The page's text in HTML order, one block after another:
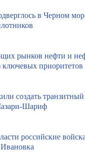
в Черном
рынков нефти и
ключевых
создать
Шариф
российские